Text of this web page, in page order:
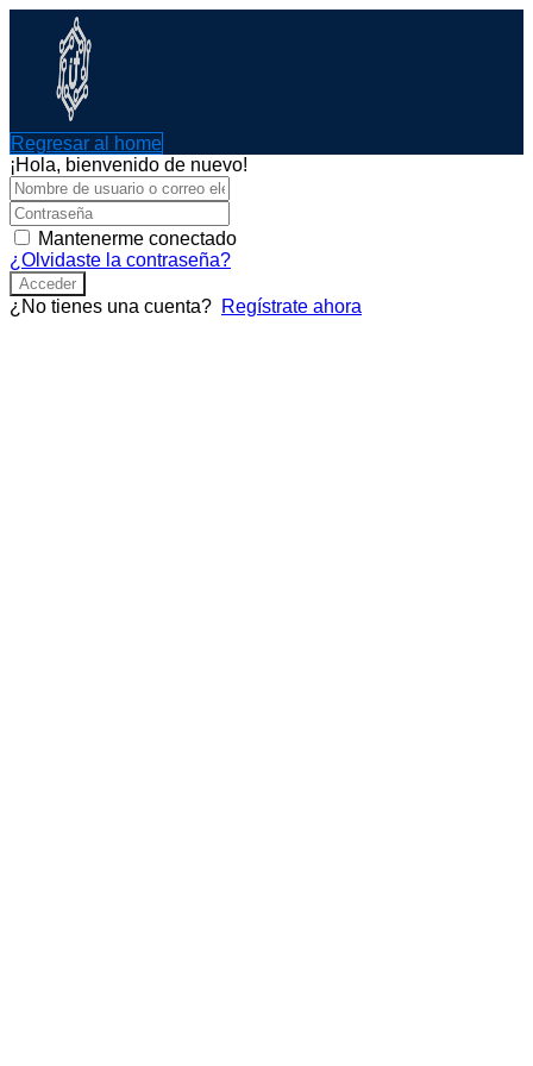
contenido
Regresar al home
¡Hola, bienvenido de nuevo!
Mantenerme conectado
¿Olvidaste la contraseña?
Acceder
¿No tienes una cuenta? Regístrate ahora